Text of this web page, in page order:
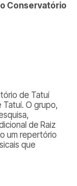
Conservatório
de Tatuí
Tatuí. O grupo,
de Raiz
um repertório
que